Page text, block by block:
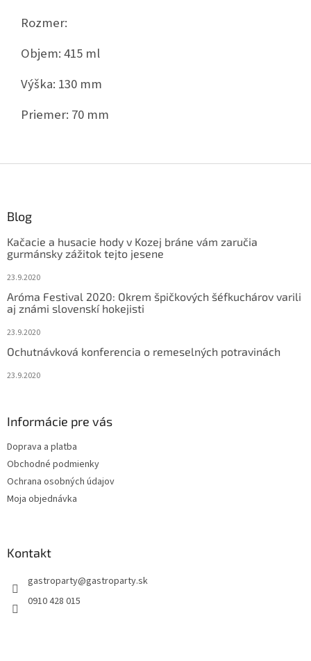
Rozmer:
Objem: 415 ml
Výška: 130 mm
Priemer: 70 mm
Blog
Kačacie a husacie hody v Kozej bráne vám zaručia
gurmánsky zážitok tejto jesene
23.9.2020
Aróma Festival 2020: Okrem špičkových šéfkuchárov varili
aj známi slovenskí hokejisti
23.9.2020
Ochutnávková konferencia o remeselných potravinách
23.9.2020
Informácie pre vás
Doprava a platba
Obchodné podmienky
Ochrana osobných údajov
Moja objednávka
Kontakt
gastroparty@gastroparty.sk
0910 428 015